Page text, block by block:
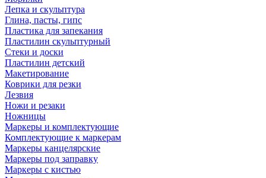
Лепка и скульптура
Глина, пасты, гипс
Пластика для запекания
Пластилин скульптурный
Стеки и доски
Пластилин детский
Макетирование
Коврики для резки
Лезвия
Ножи и резаки
Ножницы
Маркеры и комплектующие
Комплектующие к маркерам
Маркеры канцелярские
Маркеры под заправку
Маркеры с кистью